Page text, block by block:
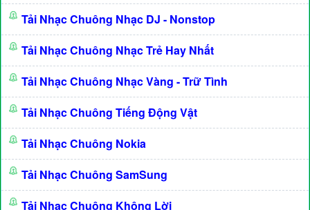
Tải Nhạc Chuông Nhạc DJ - Nonstop
Tải Nhạc Chuông Nhạc Trẻ Hay Nhất
Tải Nhạc Chuông Nhạc Vàng - Trữ Tình
Tải Nhạc Chuông Tiếng Động Vật
Tải Nhạc Chuông Nokia
Tải Nhạc Chuông SamSung
Tải Nhạc Chuông Không Lời